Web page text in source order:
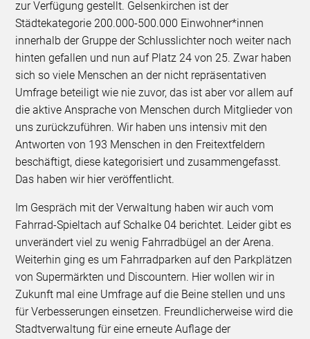
zur Verfügung gestellt. Gelsenkirchen ist der
Städtekategorie 200.000-500.000 Einwohner*innen
innerhalb der Gruppe der Schlusslichter noch weiter nach
hinten gefallen und nun auf Platz 24 von 25. Zwar haben
sich so viele Menschen an der nicht repräsentativen
Umfrage beteiligt wie nie zuvor, das ist aber vor allem auf
die aktive Ansprache von Menschen durch Mitglieder von
uns zurückzuführen. Wir haben uns intensiv mit den
Antworten von 193 Menschen in den Freitextfeldern
beschäftigt, diese kategorisiert und zusammengefasst.
Das haben wir hier veröffentlicht.
Im Gespräch mit der Verwaltung haben wir auch vom
Fahrrad-Spieltach auf Schalke 04 berichtet. Leider gibt es
unverändert viel zu wenig Fahrradbügel an der Arena.
Weiterhin ging es um Fahrradparken auf den Parkplätzen
von Supermärkten und Discountern. Hier wollen wir in
Zukunft mal eine Umfrage auf die Beine stellen und uns
für Verbesserungen einsetzen. Freundlicherweise wird die
Stadtverwaltung für eine erneute Auflage der